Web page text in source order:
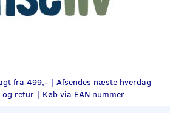
fra 499,- | Afsendes næste hverdag
og retur | Køb via EAN nummer